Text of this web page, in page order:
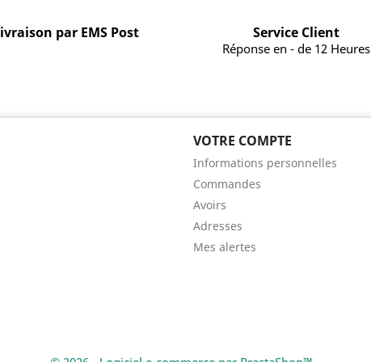
par EMS Post Service Client
Réponse en - de 12 Heures
VOTRE COMPTE
Informations personnelles
Commandes
Avoirs
Adresses
Mes alertes